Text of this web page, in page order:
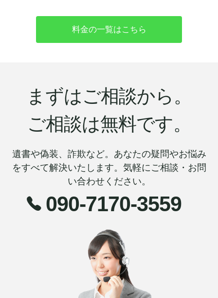
料金の一覧はこちら
まずはご相談から。
ご相談は無料です。
遺書や偽装、詐欺など。あなたの疑問やお悩み
をすべて解決いたします。気軽にご相談・お問
い合わせください。
090-7170-3559